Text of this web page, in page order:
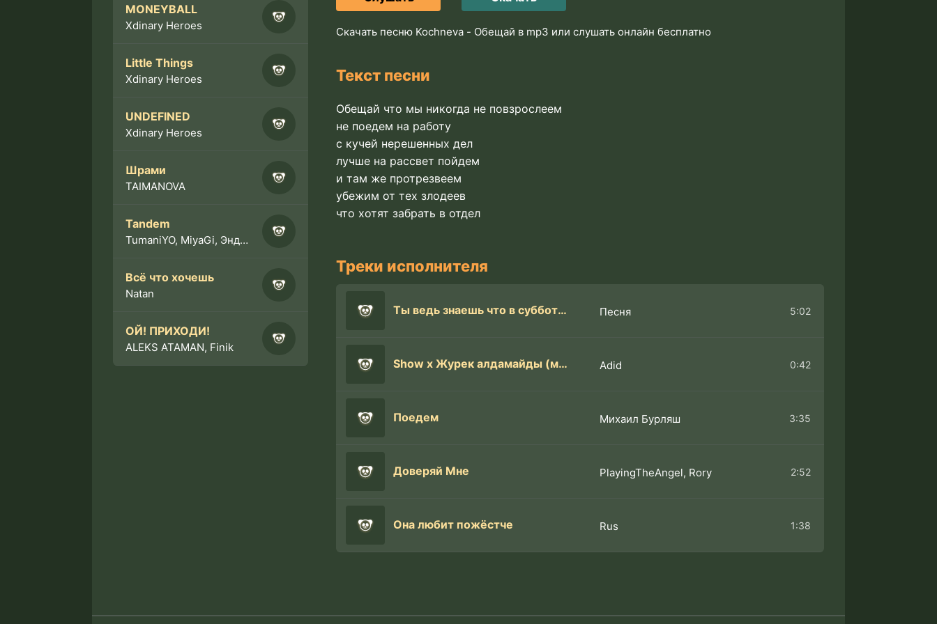
MONEYBALL
Xdinary Heroes
Little Things
Xdinary Heroes
UNDEFINED
Xdinary Heroes
Шрами
TAIMANOVA
Tandem
TumaniYO, MiyaGi, Эндшпиль
Всё что хочешь
Natan
ОЙ! ПРИХОДИ!
ALEKS ATAMAN, Finik
Скачать песню Kochneva - Обещай в mp3 или слушать онлайн бесплатно
Текст песни
Обещай что мы никогда не повзрослеем
не поедем на работу
с кучей нерешенных дел
лучше на рассвет пойдем
и там же протрезвеем
убежим от тех злодеев
что хотят забрать в отдел
Треки исполнителя
Ты ведь знаешь что в субботу вор не ходит на работу Песня 5:02
Show х Журек алдамайды (мэшап) Adid 0:42
Поедем Михаил Бурляш 3:35
Доверяй Мне PlayingTheAngel, Rory 2:52
Она любит пожёстче Rus 1:38